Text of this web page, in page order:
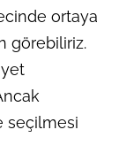
ortaya
görebiliriz.
seçilmesi